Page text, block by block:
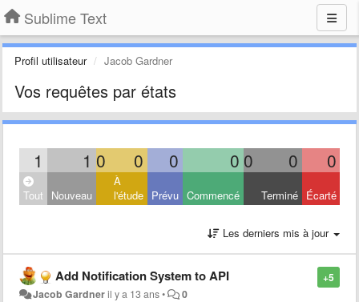
Sublime Text
Profil utilisateur Jacob Gardner
Vos requêtes par états
1 1 0 0 0 0 0 0 0
Tout Nouveau
À
l'étude Prévu Commencé Terminé Écarté
Les derniers mis à jour
+5
Add Notification System to API
Jacob Gardneril y a 13 ans• 0